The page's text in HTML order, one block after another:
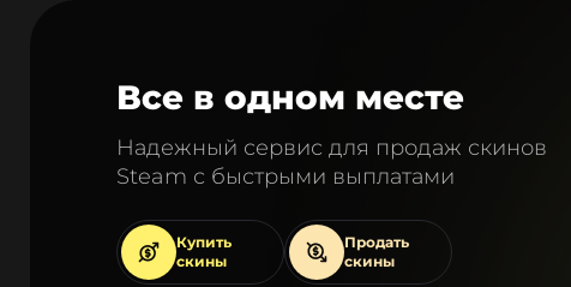
Все в одном месте
Надежный сервис для продаж скинов
Steam с быстрыми выплатами
Купить
скины
Продать
скины